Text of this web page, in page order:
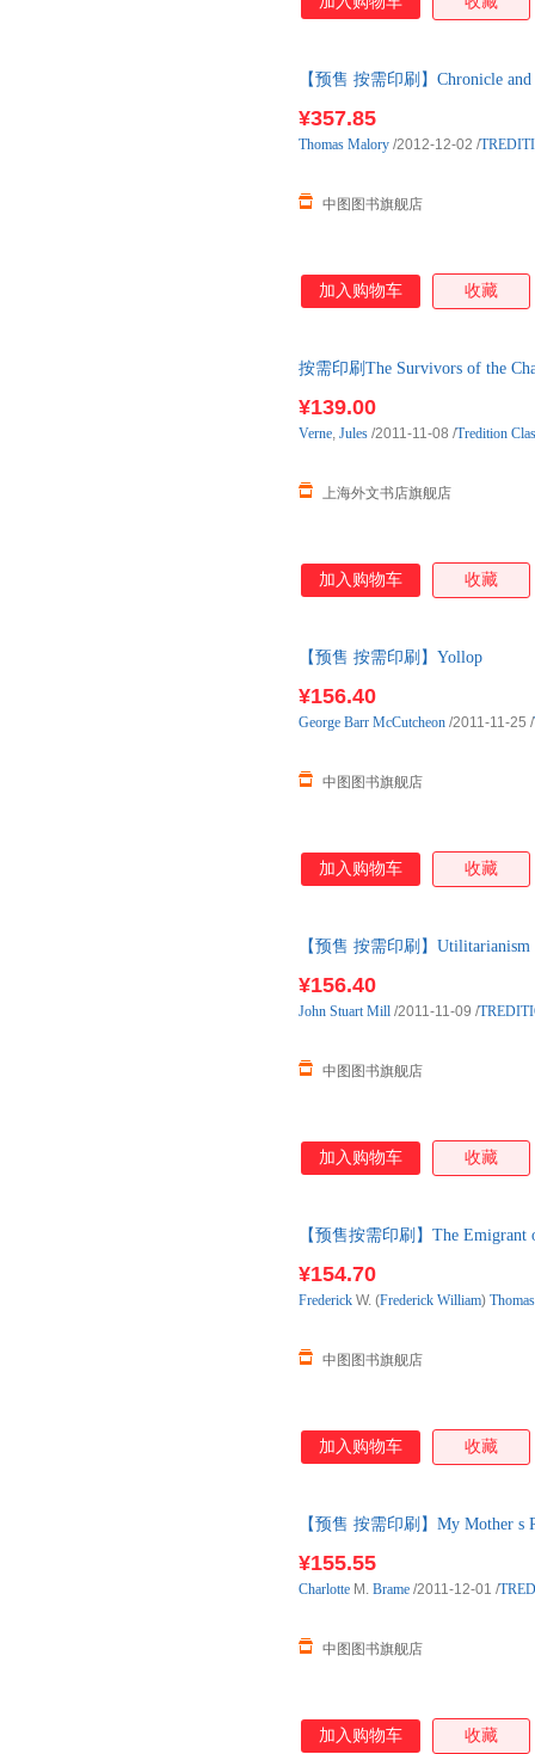
【预售 按需印刷】Chronicle
¥357.85
中图图书旗舰店
Thomas Malory /2012-12-02 /
加入购物车 收藏
按需印刷The Survivors of the
¥139.00
上海外文书店旗舰店
Verne, Jules /2011-11-08 /Tredition
加入购物车 收藏
【预售 按需印刷】Yollop
¥156.40
中图图书旗舰店
George Barr McCutcheon /2011-11-25 /
加入购物车 收藏
【预售 按需印刷】Utilitarianism
¥156.40
中图图书旗舰店
John Stuart Mill /2011-11-09 /
加入购物车 收藏
【预售按需印刷】The Emigrant
¥154.70
中图图书旗舰店
Frederick W. (Frederick William) Thomas
加入购物车 收藏
【预售 按需印刷】My Mother
¥155.55
中图图书旗舰店
Charlotte M. Brame /2011-12-01 /
加入购物车 收藏